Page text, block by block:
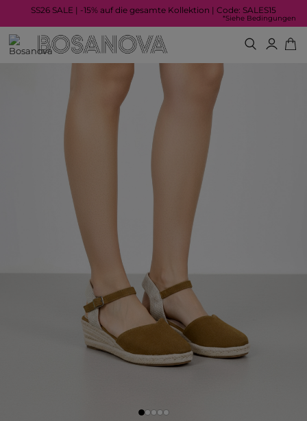
SS26 SALE | -15% auf die gesamte Kollektion | Code: SALES15
*Siehe Bedingungen